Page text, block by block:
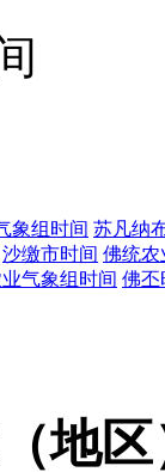
象组时间 苏凡纳
沙缴市时间 佛统农
气象组时间 佛丕
地